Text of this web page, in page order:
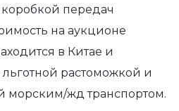
передач
на аукционе
в Китае и
льготной растоможкой и
морским/жд транспортом.